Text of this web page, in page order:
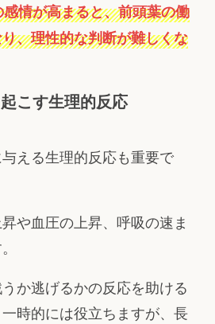
情が高まると、前頭葉の働
、理性的な判断が難しくな
こす生理的反応
える生理的反応も重要で
や血圧の上昇、呼吸の速ま
か逃げるかの反応を助ける
時的には役立ちますが、長